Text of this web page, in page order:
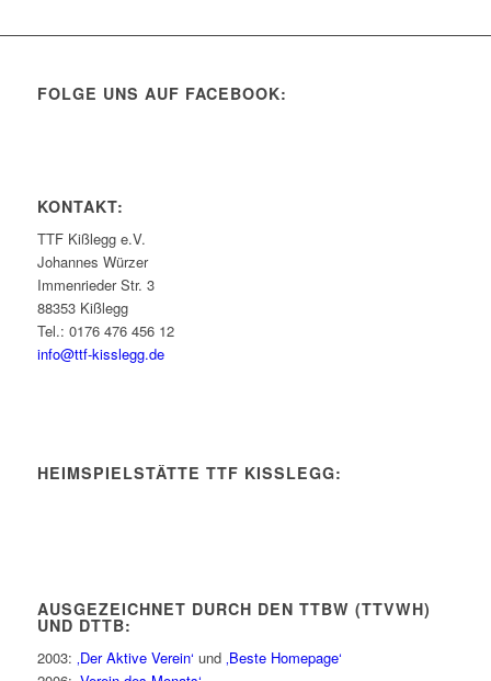
FOLGE UNS AUF FACEBOOK:
KONTAKT:
TTF Kißlegg e.V.
Johannes Würzer
Immenrieder Str. 3
88353 Kißlegg
Tel.: 0176 476 456 12
info@ttf-kisslegg.de
HEIMSPIELSTÄTTE TTF KISSLEGG:
AUSGEZEICHNET DURCH DEN TTBW (TTVWH)
UND DTTB:
2003: ‚Der Aktive Verein‘ und ‚Beste Homepage‘